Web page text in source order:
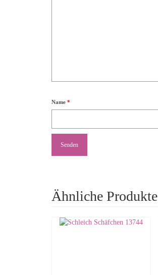
Name *
Ähnliche Produkte